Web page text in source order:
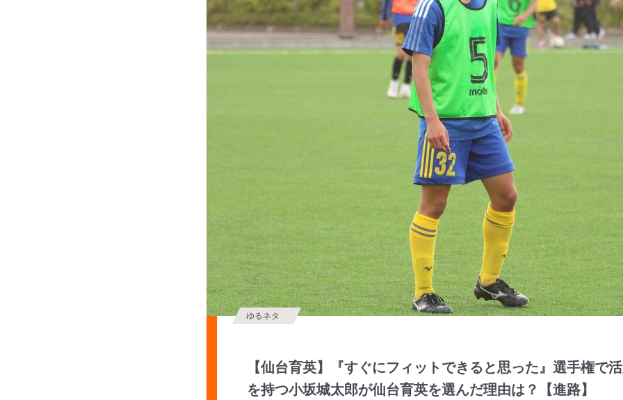
【仙台育英】『すぐにフィットできると思った』選手権で
を持つ小坂城太郎が仙台育英を選んだ理由は？【進路】
ゆるネタ